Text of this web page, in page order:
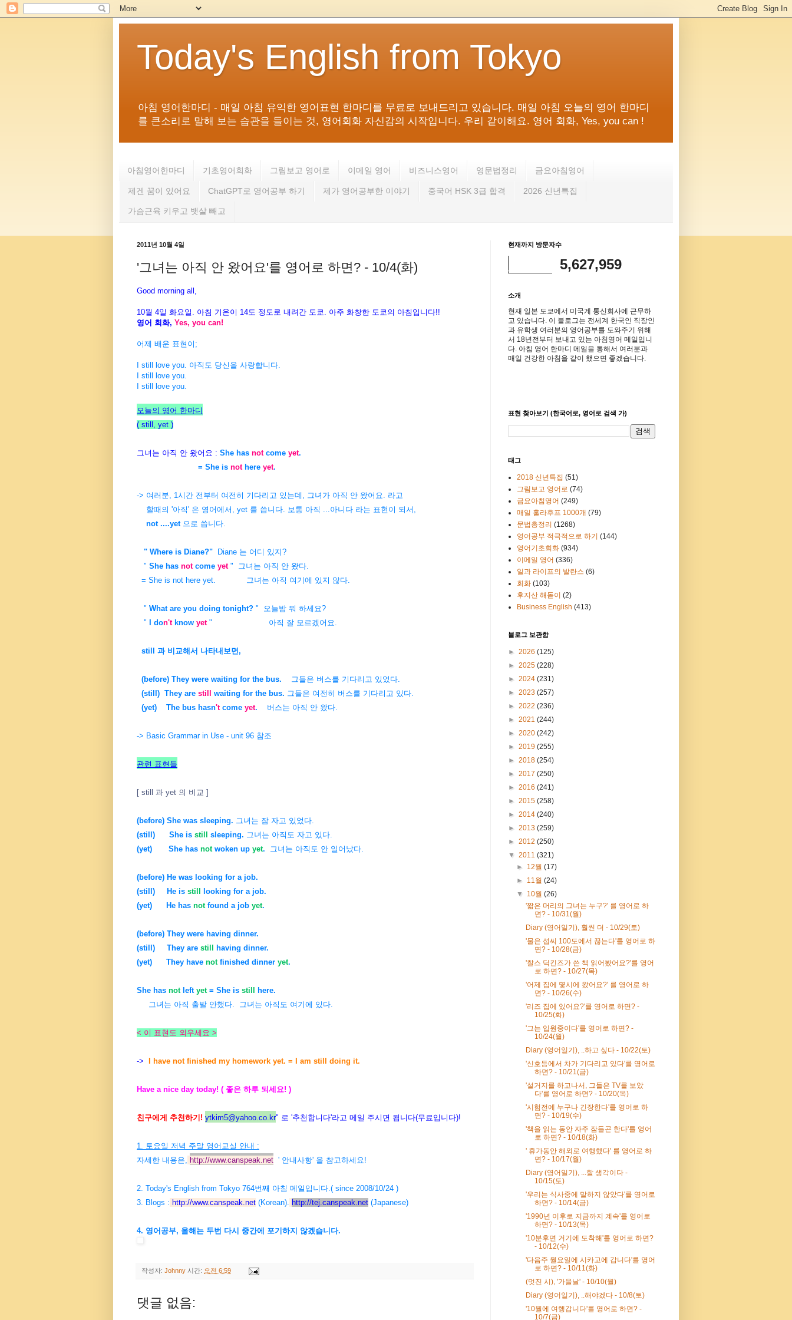
Today's English from Tokyo
아침 영어한마디 - 매일 아침 유익한 영어표현 한마디를 무료로 보내드리고 있습니다. 매일 아침 오늘의 영어 한마디
를 큰소리로 말해 보는 습관을 들이는 것, 영어회화 자신감의 시작입니다. 우리 같이해요. 영어 회화, Yes, you can !
아침영어한마디 기초영어회화 그림보고 영어로 이메일 영어 비즈니스영어 영문법정리 금요아침영어
제겐 꿈이 있어요 ChatGPT로 영어공부 하기 제가 영어공부한 이야기 중국어 HSK 3급 합격 2026 신년특집
가슴근육 키우고 뱃살 빼고
2011년 10월 4일
'그녀는 아직 안 왔어요'를 영어로 하면? - 10/4(화)
Good morning all,
10월 4일 화요일. 아침 기온이 14도 정도로 내려간 도쿄. 아주 화창한 도쿄의 아침입니다!!
영어 회화, Yes, you can!
어제 배운 표현이;
I still love you. 아직도 당신을 사랑합니다.
I still love you.
I still love you.
오늘의 영어 한마디
( still, yet )
그녀는 아직 안 왔어요 : She has notcome yet.
= She is nothere yet.
-> 여러분, 1시간 전부터 여전히 기다리고 있는데, 그녀가 아직 안 왔어요. 라고
할때의 '아직' 은 영어에서, yet 를 씁니다. 보통 아직 ...아니다 라는 표현이 되서,
not ....yet으로 씁니다.
" Where is Diane?"
Diane 는 어디 있지?
" She has not come yet" 그녀는 아직 안 왔다.
= She is not here yet. 그녀는 아직 여기에 있지 않다.
" What are you doing tonight? " 오늘밤 뭐 하세요?
"
I don'tknow yet" 아직 잘 모르겠어요.
still 과 비교해서 나타내보면,
(before) They were waiting for the bus. 그들은 버스를 기다리고 있었다.
(still) They are still waiting for the bus. 그들은 여전히 버스를 기다리고 있다.
(yet) The bus hasn'tcome yet. 버스는 아직 안 왔다.
-> Basic Grammar in Use - unit 96 참조
관련 표현들
[ still 과 yet 의 비교 ]
(before) She was sleeping. 그녀는 잠 자고 있었다.
(still)
She is still sleeping. 그녀는 아직도 자고 있다.
(yet)
She has not woken up yet. 그녀는 아직도 안 일어났다.
(before) He was looking for a job.
(still) He is still
looking for a job.
(yet) He has notfound a job yet.
(before) They were having dinner.
(still) They are still
having dinner.
(yet) They have notfinished dinner yet.
She has notleftyet= She is still
here.
그녀는 아직 출발 안했다. 그녀는 아직도 여기에 있다.
< 이 표현도 외우세요 >
-> I have not finished my homework yet. = I am still doing it.
Have a nice day today! ( 좋은 하루 되세요! )
친구에게 추천하기! ytkim5@yahoo.co.kr" 로 '추천합니다'라고 메일 주시면 됩니다(무료입니다)!
1. 토요일 저녁 주말 영어교실 안내 :
자세한 내용은, http://www.canspeak.net ' 안내사항' 을 참고하세요!
2. Today's English from Tokyo 764번째 아침 메일입니다.( since 2008/10/24 )
3. Blogs : http://www.canspeak.net (Korean). http://tej.canspeak.net (Japanese)
4. 영어공부, 올해는 두번 다시 중간에 포기하지 않겠습니다.
작성자: Johnny 시간: 오전 6:59
댓글 없음:
현재까지 방문자수
5,627,959
소개
현재 일본 도쿄에서 미국계 통신회사에 근무하
고 있습니다. 이 블로그는 전세계 한국인 직장인
과 유학생 여러분의 영어공부를 도와주기 위해
서 18년전부터 보내고 있는 아침영어 메일입니
다. 아침 영어 한마디 메일을 통해서 여러분과
매일 건강한 아침을 같이 했으면 좋겠습니다.
표현 찾아보기 (한국어로, 영어로 검색 가)
태그
2018 신년특집 (51)
그림보고 영어로 (74)
금요아침영어 (249)
매일 훌라후프 1000개 (79)
문법총정리 (1268)
영어공부 적극적으로 하기 (144)
영어기초회화 (934)
이메일 영어 (336)
일과 라이프의 발란스 (6)
회화 (103)
후지산 해돋이 (2)
Business English (413)
블로그 보관함
► 2026 (125)
► 2025 (228)
► 2024 (231)
► 2023 (257)
► 2022 (236)
► 2021 (244)
► 2020 (242)
► 2019 (255)
► 2018 (254)
► 2017 (250)
► 2016 (241)
► 2015 (258)
► 2014 (240)
► 2013 (259)
► 2012 (250)
▼ 2011 (321)
► 12월(17)
► 11월(24)
▼ 10월(26)
'짧은 머리의 그녀는 누구?' 를 영어로 하
면? - 10/31(월)
Diary (영어일기), 훨씬 더 - 10/29(토)
'물은 섭씨 100도에서 끊는다'를 영어로 하
면? - 10/28(금)
'찰스 딕킨즈가 쓴 책 읽어봤어요?'를 영어
로 하면? - 10/27(목)
'어제 집에 몇시에 왔어요?' 를 영어로 하
면? - 10/26(수)
'리즈 집에 있어요?'를 영어로 하면? -
10/25(화)
'그는 입원중이다'를 영어로 하면? -
10/24(월)
Diary (영어일기), ..하고 싶다 - 10/22(토)
'신호등에서 차가 기다리고 있다'를 영어로
하면? - 10/21(금)
'설거지를 하고나서, 그들은 TV를 보았
다'를 영어로 하면? - 10/20(목)
'시험전에 누구나 긴장한다'를 영어로 하
면? - 10/19(수)
'책을 읽는 동안 자주 잠들곤 한다'를 영어
로 하면? - 10/18(화)
' 휴가동안 해외로 여행했다' 를 영어로 하
면? - 10/17(월)
Diary (영어일기), ...할 생각이다 -
10/15(토)
'우리는 식사중에 말하지 않았다'를 영어로
하면? - 10/14(금)
'1990년 이후로 지금까지 계속'를 영어로
하면? - 10/13(목)
'10분후면 거기에 도착해'를 영어로 하면?
- 10/12(수)
'다음주 월요일에 시카고에 갑니다'를 영어
로 하면? - 10/11(화)
(멋진 시), '가을날' - 10/10(월)
Diary (영어일기), ..해야겠다 - 10/8(토)
'10월에 여행갑니다'를 영어로 하면? -
10/7(금)